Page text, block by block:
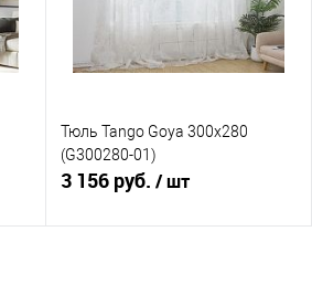
Тюль Tango Goya 300x280
(G300280-01)
3 156 руб. / шт